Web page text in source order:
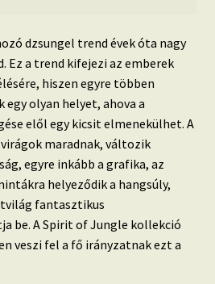
dzsungel trend évek óta nagy
Ez a trend kifejezi az emberek
hiszen egyre többen
olyan helyet, ahova a
elől egy kicsit elmenekülhet. A
virágok maradnak, változik
egyre inkább a grafika, az
helyeződik a hangsúly,
fantasztikus
be. A Spirit of Jungle kollekció
veszi fel a fő irányzatnak ezt a